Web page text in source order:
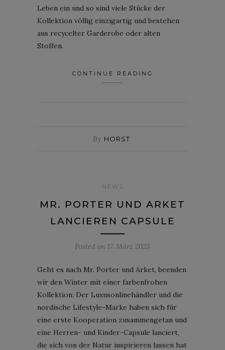
Leben ein und so sind viele Stücke der
Kollektion völlig einzigartig und bestehen
aus recycelter Garderobe oder alten
Stoffen.
CONTINUE READING
By HORST
NEWS
MR. PORTER UND ARKET
LANCIEREN CAPSULE
Posted on 17. März 2023
Geht es nach Mr. Porter und Arket, beenden
wir den Winter mit einer farbenfrohen
Kollektion: Der Luxusonlinehändler und die
nordische Lifestyle-Marke haben sich für
eine erste Kooperation zusammengetan und
eine Herren- und Kinder-Capsule lanciert,
die sich von der Natur inspirieren lassen hat